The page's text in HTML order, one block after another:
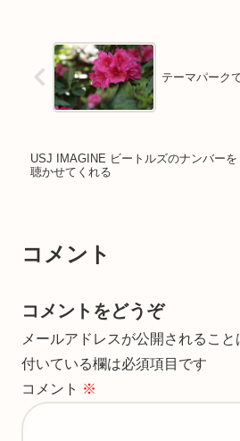
テーマパーク
USJ IMAGINE ビートルズのナンバーを
聴かせてくれる
コメント
コメントをどうぞ
メールアドレスが公開されること
付いている欄は必須項目です
コメント ※